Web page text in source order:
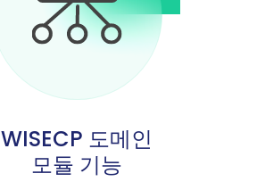
WISECP 도메인
모듈 기능